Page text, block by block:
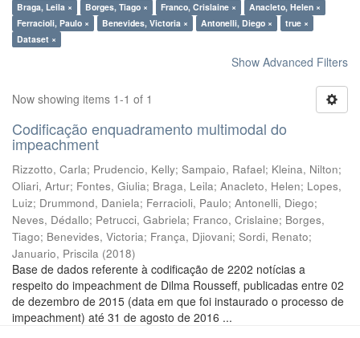
Braga, Leila × Borges, Tiago × Franco, Crislaine ×
Anacleto, Helen ×
Ferracioli, Paulo ×
Benevides, Victoria × Antonelli, Diego ×
true ×
Dataset ×
Show Advanced Filters
Now showing items 1-1 of 1
Codificação enquadramento multimodal do
impeachment
Rizzotto, Carla; Prudencio, Kelly; Sampaio, Rafael; Kleina, Nilton;
Oliari, Artur; Fontes, Giulia; Braga, Leila; Anacleto, Helen; Lopes,
Luiz; Drummond, Daniela; Ferracioli, Paulo; Antonelli, Diego;
Neves, Dédallo; Petrucci, Gabriela; Franco, Crislaine; Borges,
Tiago; Benevides, Victoria; França, Djiovani; Sordi, Renato;
Januario, Priscila (2018)
Base de dados referente à codificação de 2202 notícias a
respeito do impeachment de Dilma Rousseff, publicadas entre 02
de dezembro de 2015 (data em que foi instaurado o processo de
impeachment) até 31 de agosto de 2016 ...